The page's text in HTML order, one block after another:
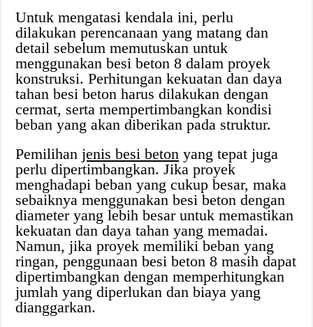
Untuk mengatasi kendala ini, perlu
dilakukan perencanaan yang matang dan
detail sebelum memutuskan untuk
menggunakan besi beton 8 dalam proyek
konstruksi. Perhitungan kekuatan dan daya
tahan besi beton harus dilakukan dengan
cermat, serta mempertimbangkan kondisi
beban yang akan diberikan pada struktur.
Pemilihanjenis besi beton yang tepat juga
perlu dipertimbangkan. Jika proyek
menghadapi beban yang cukup besar, maka
sebaiknya menggunakan besi beton dengan
diameter yang lebih besar untuk memastikan
kekuatan dan daya tahan yang memadai.
Namun, jika proyek memiliki beban yang
ringan, penggunaan besi beton 8 masih dapat
dipertimbangkan dengan memperhitungkan
jumlah yang diperlukan dan biaya yang
dianggarkan.